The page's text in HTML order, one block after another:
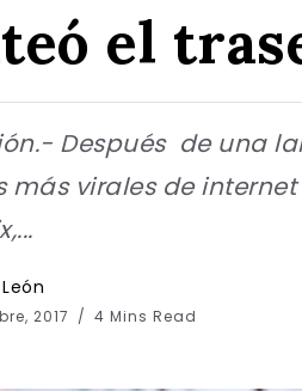
el
Después de una
más virales de
2017 4 Mins Read